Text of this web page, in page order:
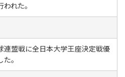
れた。
連盟戦に全日本大学王座決定戦優
。